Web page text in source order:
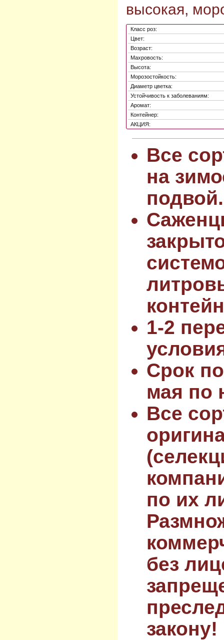
высокая,
Класс роз:
Цвет:
Возраст:
Махровость:
Высота:
Морозостойкость:
Диаметр цветка:
Устойчивость к заболеваниям:
Аромат:
Контейнер:
АКЦИЯ:
Все
на
подвой.
1-2
Срок
мая по
Все
по их
без
закону!